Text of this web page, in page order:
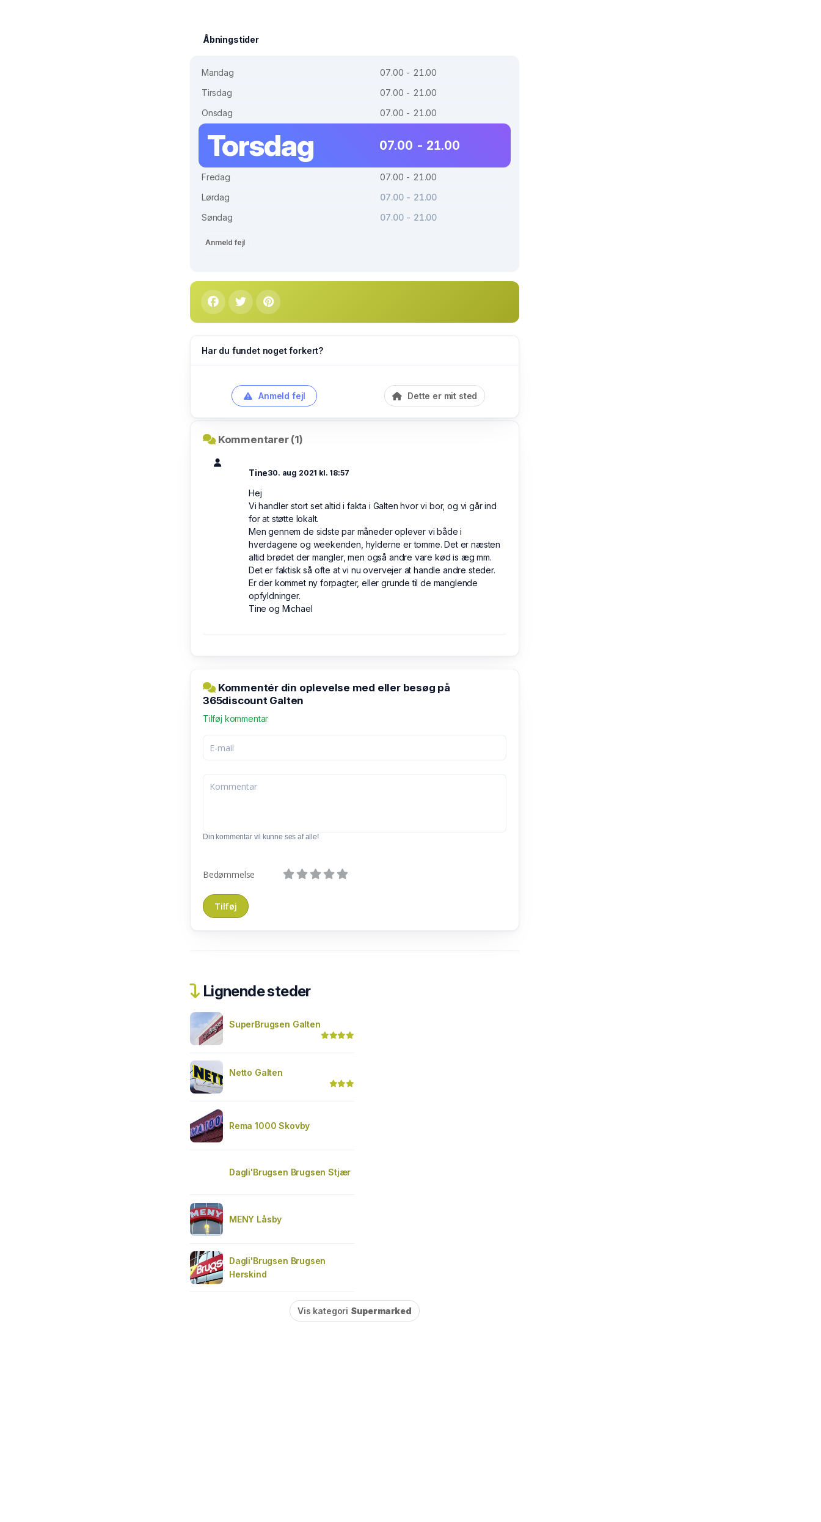
Åbningstider
Mandag
07.00 - 21.00
Tirsdag
07.00 - 21.00
Onsdag
07.00 - 21.00
Torsdag 07.00 - 21.00
Fredag
07.00 - 21.00
Lørdag
07.00 - 21.00
Søndag
07.00 - 21.00
Anmeld fejl
Har du fundet noget forkert?
Anmeld fejl Dette er mit sted
Kommentarer (1)
Tine30. aug 2021 kl. 18:57
Hej
Vi handler stort set altid i fakta i Galten hvor vi bor, og vi går ind
for at støtte lokalt.
Men gennem de sidste par måneder oplever vi både i
hverdagene og weekenden, hylderne er tomme. Det er næsten
altid brødet der mangler, men også andre vare kød is æg mm.
Det er faktisk så ofte at vi nu overvejer at handle andre steder.
Er der kommet ny forpagter, eller grunde til de manglende
opfyldninger.
Tine og Michael
Kommentér din oplevelse med eller besøg på
365discount Galten
Tilføj kommentar
Din kommentar vil kunne ses af alle!
Bedømmelse
Lignende steder
SuperBrugsen Galten
Netto Galten
Rema 1000 Skovby
Dagli'Brugsen Brugsen Stjær
MENY Låsby
Dagli'Brugsen Brugsen
Herskind
Vis kategori Supermarked